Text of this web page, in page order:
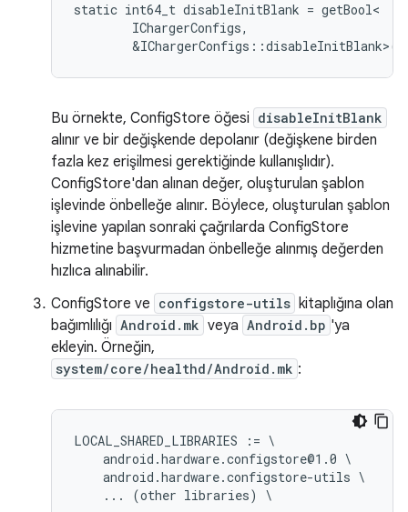
static int64_t disableInitBlank = getBool<
        IChargerConfigs,
Bu örnekte, ConfigStore öğesi disableInitBlank
alınır ve bir değişkende depolanır (değişkene birden
fazla kez erişilmesi gerektiğinde kullanışlıdır).
ConfigStore'dan alınan değer, oluşturulan şablon
işlevinde önbelleğe alınır. Böylece, oluşturulan şablon
işlevine yapılan sonraki çağrılarda ConfigStore
hizmetine başvurmadan önbelleğe alınmış değerden
hızlıca alınabilir.
ConfigStore ve configstore-utils kitaplığına olan
bağımlılığı Android.mk veya Android.bp 'ya
ekleyin. Örneğin,
system/core/healthd/Android.mk :
LOCAL_SHARED_LIBRARIES := \
    android.hardware.configstore@1.0 \
    android.hardware.configstore-utils \